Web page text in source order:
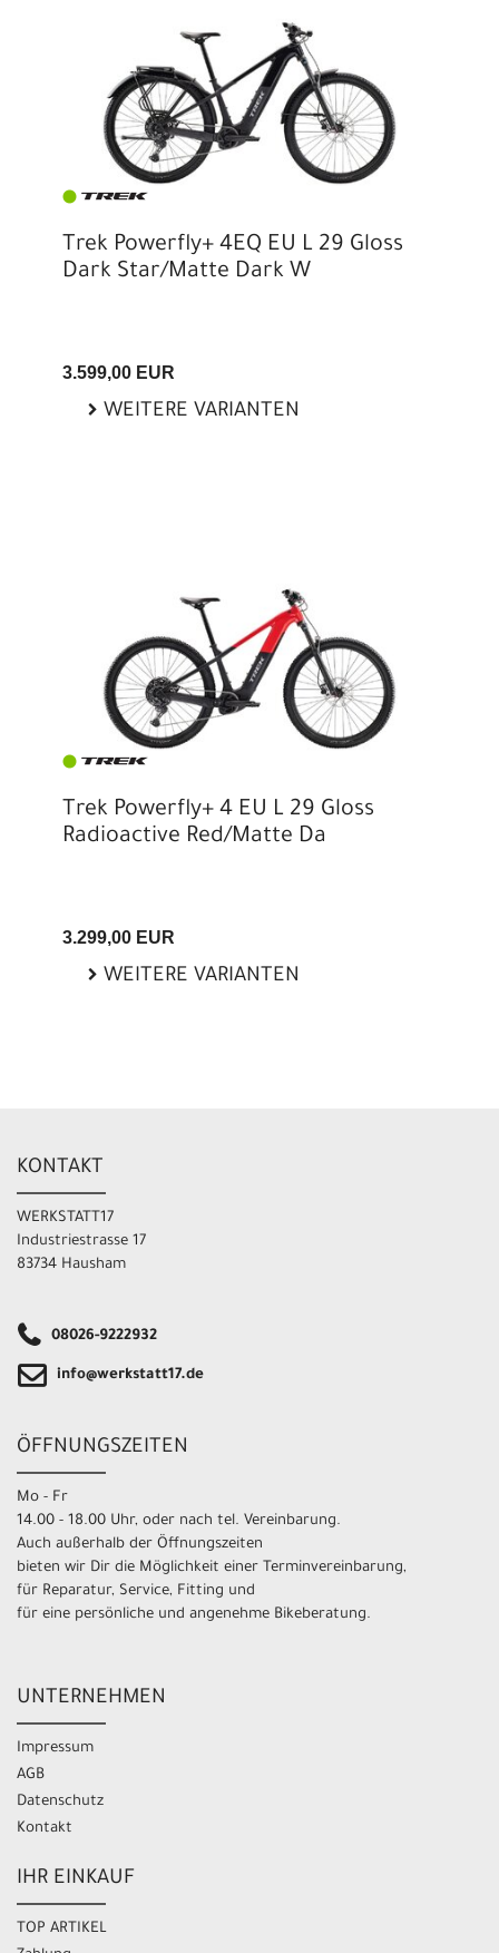
Trek Powerfly+ 4EQ EU L 29 Gloss
Dark Star/Matte Dark W
3.599,00 EUR
WEITERE VARIANTEN
Trek Powerfly+ 4 EU L 29 Gloss
Radioactive Red/Matte Da
3.299,00 EUR
WEITERE VARIANTEN
KONTAKT
WERKSTATT17
Industriestrasse 17
83734 Hausham
08026-9222932
info@werkstatt17.de
ÖFFNUNGSZEITEN
Mo - Fr
14.00 - 18.00 Uhr, oder nach tel. Vereinbarung.
Auch außerhalb der Öffnungszeiten
bieten wir Dir die Möglichkeit einer Terminvereinbarung,
für Reparatur, Service, Fitting und
für eine persönliche und angenehme Bikeberatung.
UNTERNEHMEN
Impressum
AGB
Datenschutz
Kontakt
IHR EINKAUF
TOP ARTIKEL